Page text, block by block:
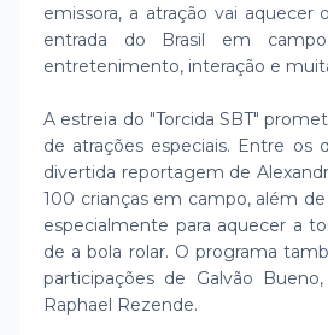
emissora, a atração vai aquecer
entrada do Brasil em
entretenimento, interação e
A estreia do "Torcida SBT"
de atrações especiais. Entre os
divertida reportagem de
100 crianças em campo, além
especialmente para aquecer a
de a bola rolar. O programa
participações de Galvão
Raphael Rezende.